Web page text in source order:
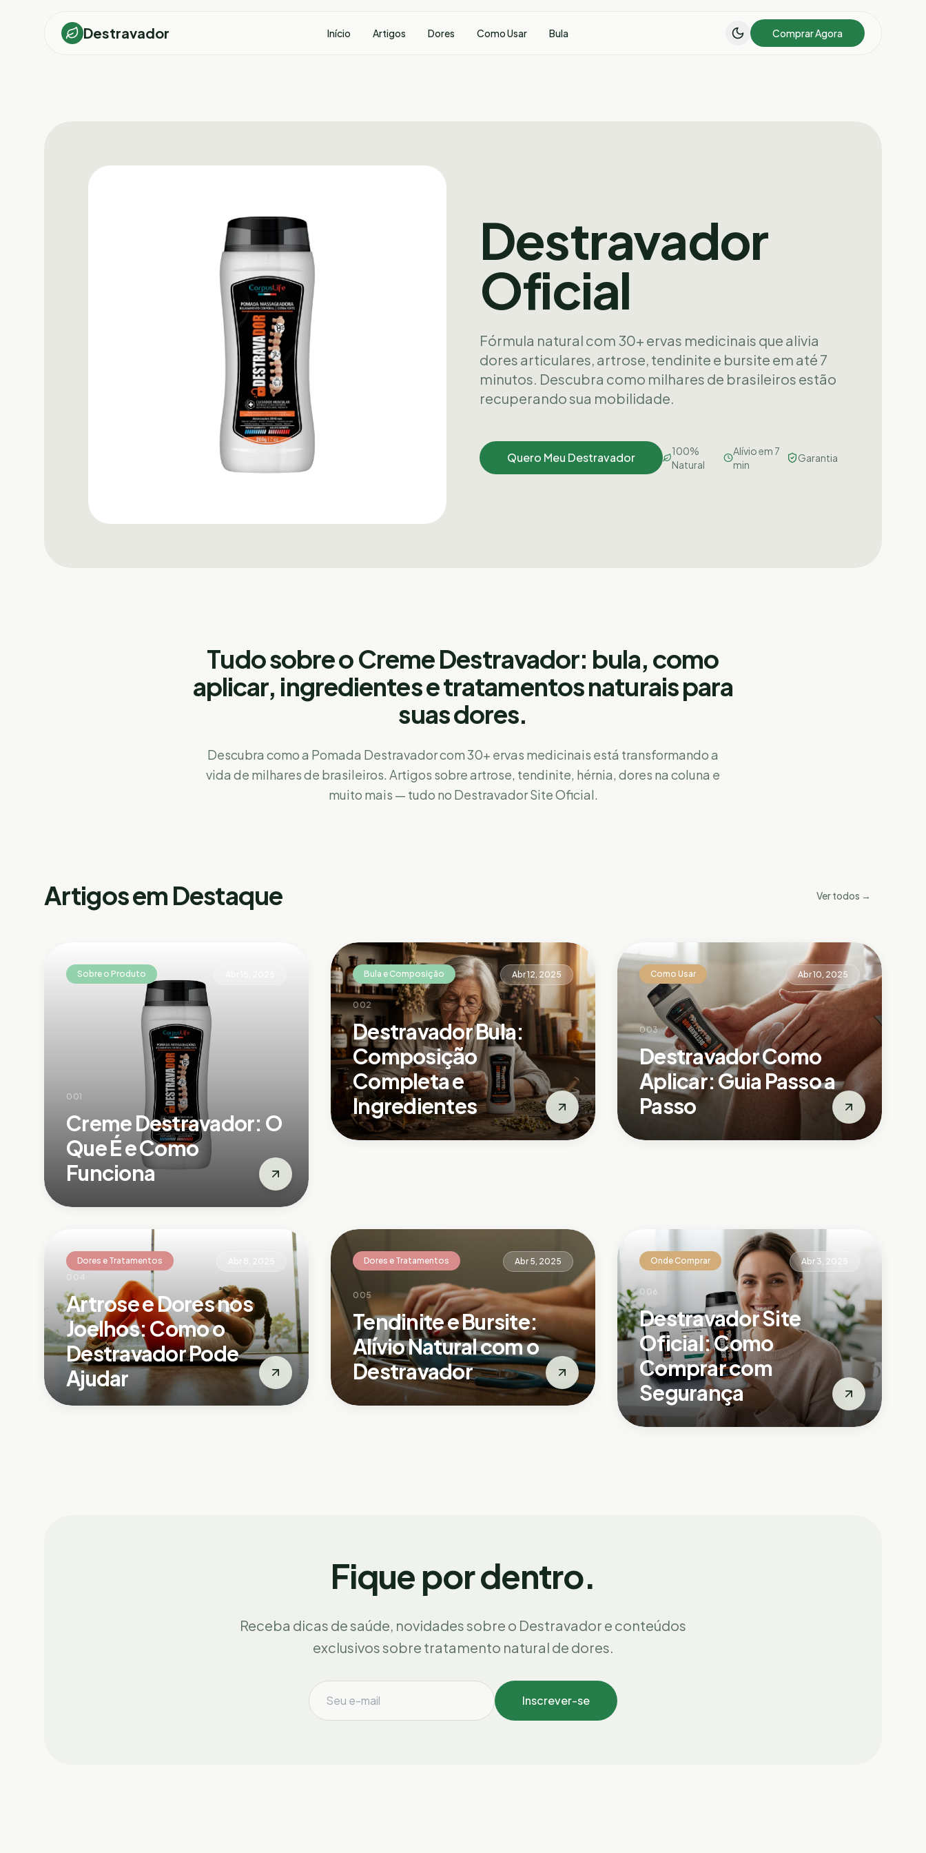
Destravador Início Artigos Dores Como Usar Bula Comprar Agora
Destravador
Oficial
Fórmula natural com 30+ ervas medicinais que alivia
dores articulares, artrose, tendinite e bursite em até 7
minutos. Descubra como milhares de brasileiros estão
recuperando sua mobilidade.
Quero Meu Destravador
100%
Natural
Alívio em 7
min
Garantia
Tudo sobre o Creme Destravador: bula, como
aplicar, ingredientes e tratamentos naturais para
suas dores.
Descubra como a Pomada Destravador com 30+ ervas medicinais está transformando a
vida de milhares de brasileiros. Artigos sobre artrose, tendinite, hérnia, dores na coluna e
muito mais — tudo no Destravador Site Oficial.
Artigos em Destaque Ver todos →
Sobre o Produto
001
Creme Destravador: O
Que É e Como
Funciona
Bula e Composição Abr 12, 2025
002
Destravador Bula:
Composição
Completa e
Ingredientes
Como Usar Abr 10, 2025
003
Destravador Como
Aplicar: Guia Passo a
Passo
Dores e Tratamentos
Abr 8, 2025
004
Artrose e Dores nos
Joelhos: Como o
Destravador Pode
Ajudar
Dores e Tratamentos Abr 5, 2025
005
Tendinite e Bursite:
Alívio Natural com o
Destravador
Onde Comprar Abr 3, 2025
006
Destravador Site
Oficial: Como
Comprar com
Segurança
Fique por dentro.
Receba dicas de saúde, novidades sobre o Destravador e conteúdos
exclusivos sobre tratamento natural de dores.
Inscrever-se